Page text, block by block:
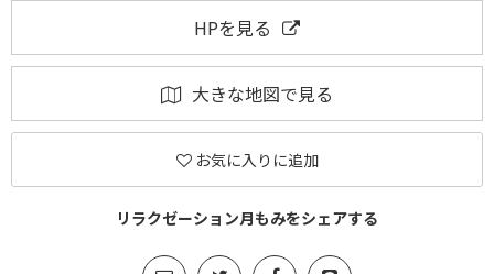
HPを見る
大きな地図で見る
お気に入りに追加
リラクゼーション月もみをシェアする